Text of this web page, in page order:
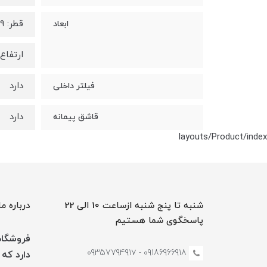
ابعاد قطر: 9 سانتی متر
ارتفاع : 18
فیلتر داخلی دارد
قاشق پیمانه
دارد
layouts/Product/index
شنبه تا پنج شنبه ازساعت 10 الی 22
پاسخگوی شما هستیم
09186966918 - 0935779491۷
درباره
دارد